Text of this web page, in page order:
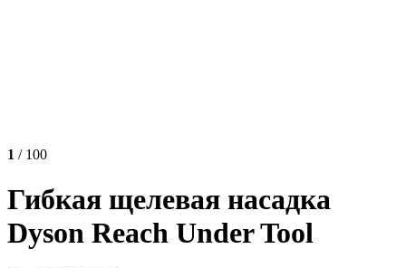
1 / 100
Гибкая щелевая насадка
Dyson Reach Under Tool